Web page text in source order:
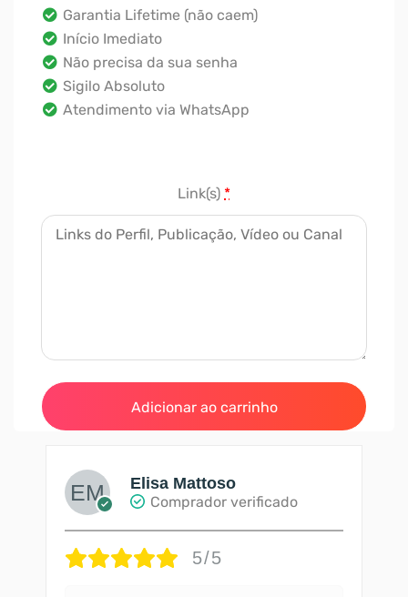
Garantia Lifetime (não caem)
Início Imediato
Não precisa da sua senha
Sigilo Absoluto
Atendimento via WhatsApp
Link(s) *
500 Likes -
Adicionar ao carrinho
Elisa Mattoso
Comprador verificado
5/5